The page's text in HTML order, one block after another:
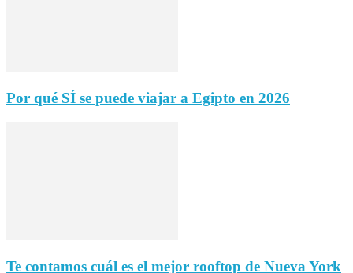
Por qué SÍ se puede viajar a Egipto en 2026
Te contamos cuál es el mejor rooftop de Nueva York